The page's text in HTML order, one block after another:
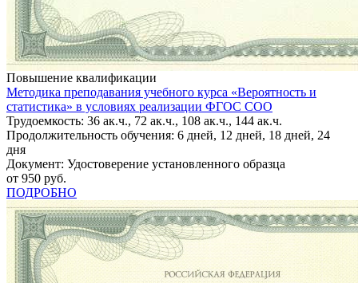
Повышение квалификации
Методика преподавания учебного курса «Вероятность и
статистика» в условиях реализации ФГОС СОО
Трудоемкость: 36 ак.ч., 72 ак.ч., 108 ак.ч., 144 ак.ч.
Продолжительность обучения: 6 дней, 12 дней, 18 дней, 24
дня
Документ: Удостоверение установленного образца
от 950 руб.
ПОДРОБНО